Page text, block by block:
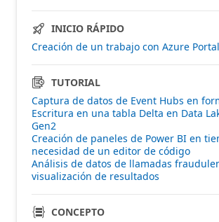
INICIO RÁPIDO
Creación de un trabajo con Azure Portal
TUTORIAL
Captura de datos de Event Hubs en
Escritura en una tabla Delta en Data
Gen2
Creación de paneles de Power BI en
necesidad de un editor de código
Análisis de datos de llamadas
visualización de resultados
CONCEPTO